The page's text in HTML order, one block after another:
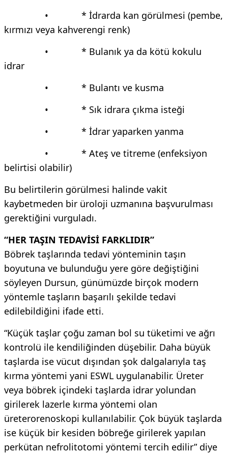
• * İdrarda kan görülmesi (pembe,
kırmızı veya kahverengi renk)
• * Bulanık ya da kötü kokulu
idrar
• * Bulantı ve kusma
• * Sık idrara çıkma isteği
• * İdrar yaparken yanma
• * Ateş ve titreme (enfeksiyon
belirtisi olabilir)
Bu belirtilerin görülmesi halinde vakit
kaybetmeden bir üroloji uzmanına başvurulması
gerektiğini vurguladı.
“HER TAŞIN TEDAVİSİ FARKLIDIR”
Böbrek taşlarında tedavi yönteminin taşın
boyutuna ve bulunduğu yere göre değiştiğini
söyleyen Dursun, günümüzde birçok modern
yöntemle taşların başarılı şekilde tedavi
edilebildiğini ifade etti.
“Küçük taşlar çoğu zaman bol su tüketimi ve ağrı
kontrolü ile kendiliğinden düşebilir. Daha büyük
taşlarda ise vücut dışından şok dalgalarıyla taş
kırma yöntemi yani ESWL uygulanabilir. Üreter
veya böbrek içindeki taşlarda idrar yolundan
girilerek lazerle kırma yöntemi olan
üreterorenoskopi kullanılabilir. Çok büyük taşlarda
ise küçük bir kesiden böbreğe girilerek yapılan
perkütan nefrolitotomi yöntemi tercih edilir” diye